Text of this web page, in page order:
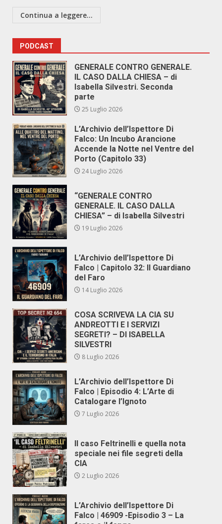
Continua a leggere...
PODCAST
GENERALE CONTRO GENERALE.
IL CASO DALLA CHIESA – di
Isabella Silvestri. Seconda
parte
25 Luglio 2026
L’Archivio dell’Ispettore Di
Falco: Un Incubo Arancione
Accende la Notte nel Ventre del
Porto (Capitolo 33)
24 Luglio 2026
“GENERALE CONTRO
GENERALE. IL CASO DALLA
CHIESA” – di Isabella Silvestri
19 Luglio 2026
L’Archivio dell’Ispettore Di
Falco | Capitolo 32: Il Guardiano
del Faro
14 Luglio 2026
COSA SCRIVEVA LA CIA SU
ANDREOTTI E I SERVIZI
SEGRETI? – DI ISABELLA
SILVESTRI
8 Luglio 2026
L’Archivio dell’Ispettore Di
Falco | Episodio 4: L’Arte di
Catalogare l’Ignoto
7 Luglio 2026
Il caso Feltrinelli e quella nota
speciale nei file segreti della
CIA
2 Luglio 2026
L’Archivio dell’Ispettore Di
Falco | 46909 -Episodio 3 – La